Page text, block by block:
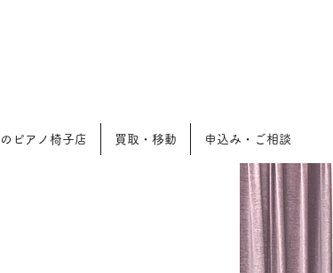
ピアノ椅子店 買取・移動 申込み・ご相談